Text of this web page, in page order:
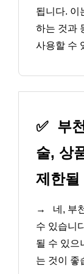
됩니다. 이
하는 것과
사용할 수
✅ 부
술, 상
제한될
→
네, 부
수 있습니
될 수 있으
는 것이 좋